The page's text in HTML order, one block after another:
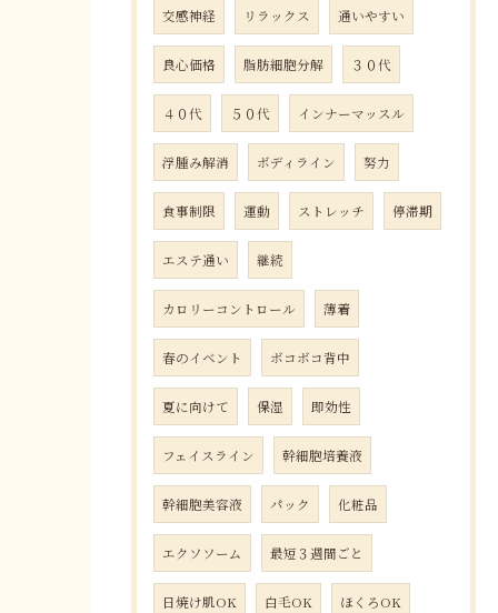
交感神経 リラックス 通いやすい
良心価格 脂肪細胞分解 ３０代
４０代 ５０代 インナーマッスル
浮腫み解消 ボディライン 努力
食事制限 運動 ストレッチ 停滞期
エステ通い 継続
カロリーコントロール 薄着
春のイベント ボコボコ背中
夏に向けて 保湿 即効性
フェイスライン 幹細胞培養液
幹細胞美容液 パック 化粧品
エクソソーム 最短３週間ごと
日焼け肌OK 白毛OK ほくろOK